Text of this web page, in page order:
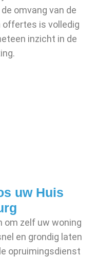
omvang van de
offertes is volledig
inzicht in de
uw Huis
om zelf uw woning
en grondig laten
opruimingsdienst